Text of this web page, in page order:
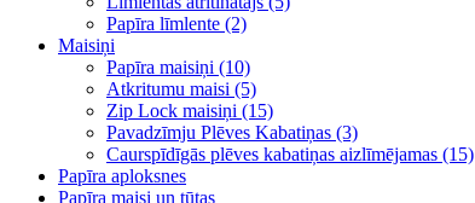
Papīra līmlente (2)
Maisiņi
Papīra maisiņi (10)
Atkritumu maisi (5)
Zip Lock maisiņi (15)
Pavadzīmju Plēves Kabatiņas (3)
Caurspīdīgās plēves kabatiņas aizlīmējamas (15)
Papīra aploksnes
Papīra maisi un tūtas